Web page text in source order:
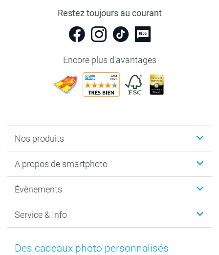
Restez toujours au courant
Encore plus d'avantages
Nos produits
Cadeaux photo
MyNameBook
Développement photo & Tirage photo
Cadres photo & accessoires déco
A propos de smartphoto
Durabilité
Gestion des cookies
Mentions Légales
Évènements
Nouvel An
Fête des Mères
Service & Info
Tarifs et frais de livraison
Des cadeaux photo personnalisés